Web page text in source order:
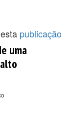
publicação
uma